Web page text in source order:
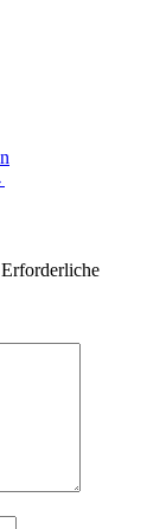
Erforderliche